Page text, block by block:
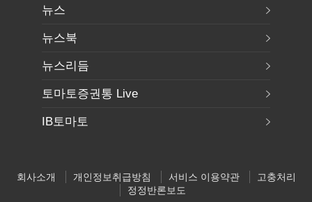
뉴스
뉴스북
뉴스리듬
토마토증권통 Live
IB토마토
회사소개 개인정보취급방침 서비스 이용약관
고충처리
정정반론보도